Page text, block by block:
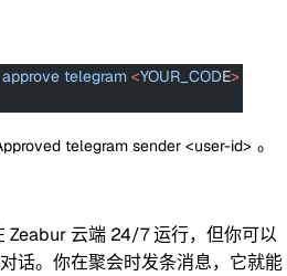
approve telegram <YOUR_CODE>
telegram sender <user-id> 。
Zeabur 云端 24/7 运行，但你可以
话。你在聚会时发条消息，它就能